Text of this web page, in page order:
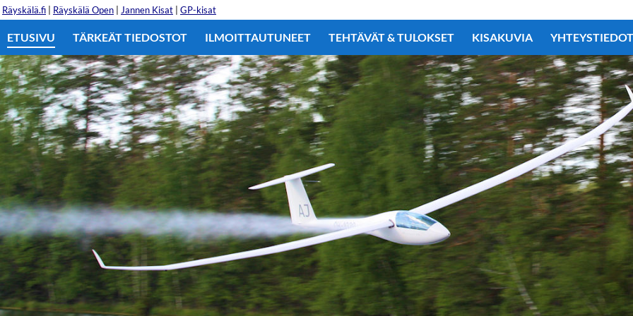
Räyskälä.fi Räyskälä Open Jannen Kisat GP-kisat
ETUSIVU TÄRKEÄT TIEDOSTOT ILMOITTAUTUNEET TEHTÄVÄT & TULOKSET KISAKUVIA YHTEYSTIEDOT